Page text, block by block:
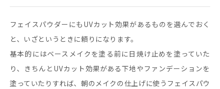
フェイスパウダーにもUVカット効果があるものを選んでおく
と、いざというときに頼りになります。
基本的にはベースメイクを塗る前に日焼け止めを塗っていた
り、きちんとUVカット効果がある下地やファンデーションを
塗っていたりすれば、朝のメイクの仕上げに使うフェイスパウ